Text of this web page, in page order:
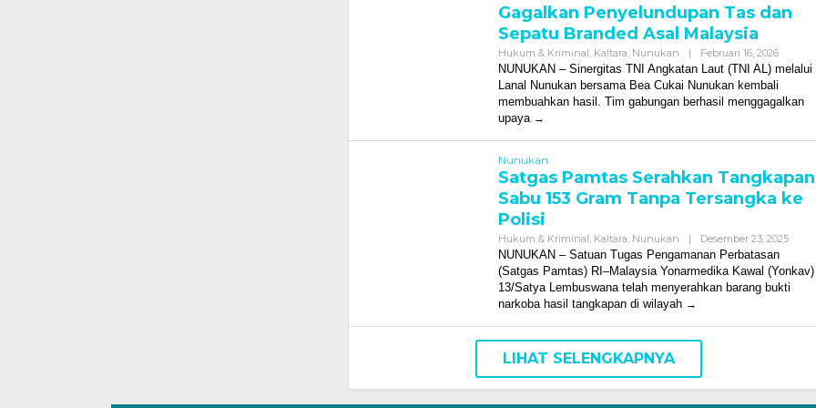
Gagalkan Penyelundupan Tas dan
Sepatu Branded Asal Malaysia
Hukum & Kriminal, Kaltara, Nunukan | Februari 16, 2026Oleh
Redaksi
NUNUKAN – Sinergitas TNI Angkatan Laut (TNI AL) melalui
Lanal Nunukan bersama Bea Cukai Nunukan kembali
membuahkan hasil. Tim gabungan berhasil menggagalkan
upaya
Nunukan
Satgas Pamtas Serahkan Tangkapan
Sabu 153 Gram Tanpa Tersangka ke
Polisi
Hukum & Kriminal, Kaltara, Nunukan | Desember 23, 2025Oleh
NUNUKAN – Satuan Tugas Pengamanan Perbatasan
(Satgas Pamtas) RI–Malaysia Yonarmedika Kawal (Yonkav)
13/Satya Lembuswana telah menyerahkan barang bukti
narkoba hasil tangkapan di wilayah
LIHAT SELENGKAPNYA